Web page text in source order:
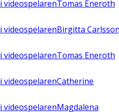
i videospelarenTomas Eneroth
i videospelarenBirgitta
i videospelarenTomas Eneroth
i videospelarenCatherine
i videospelarenMagdalena